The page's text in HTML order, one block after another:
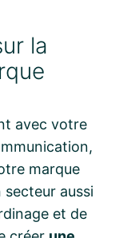
la
avec votre
marque
secteur aussi
et de